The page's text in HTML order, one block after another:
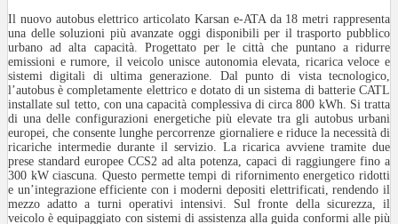
Il nuovo autobus elettrico articolato Karsan e-ATA da 18 metri rappresenta
una delle soluzioni più avanzate oggi disponibili per il trasporto pubblico
urbano ad alta capacità. Progettato per le città che puntano a ridurre
emissioni e rumore, il veicolo unisce autonomia elevata, ricarica veloce e
sistemi digitali di ultima generazione. Dal punto di vista tecnologico,
l’autobus è completamente elettrico e dotato di un sistema di batterie CATL
installate sul tetto, con una capacità complessiva di circa 800 kWh. Si tratta
di una delle configurazioni energetiche più elevate tra gli autobus urbani
europei, che consente lunghe percorrenze giornaliere e riduce la necessità di
ricariche intermedie durante il servizio. La ricarica avviene tramite due
prese standard europee CCS2 ad alta potenza, capaci di raggiungere fino a
300 kW ciascuna. Questo permette tempi di rifornimento energetico ridotti
e un’integrazione efficiente con i moderni depositi elettrificati, rendendo il
mezzo adatto a turni operativi intensivi. Sul fronte della sicurezza, il
veicolo è equipaggiato con sistemi di assistenza alla guida conformi alle più